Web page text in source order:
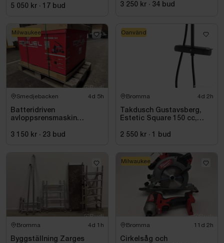
5 050 kr · 17 bud 3 250 kr · 34 bud
Smedjebacken 4d 5h
Batteridriven
avloppsrensmaskin
FSSM-121 | Oanvänd
3 150 kr · 23 bud
Milwaukee
Bromma 4d 2h
Takdusch Gustavsberg,
Estetic Square 150 cc,
2 550 kr · 1 bud
Oanvänd
Bromma 4d 1h
Byggställning Zarges
Bromma 11d 2h
Cirkelsåg och
Milwaukee